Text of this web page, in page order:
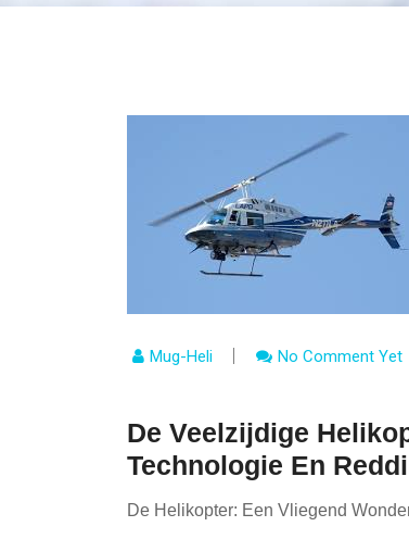
Mug-Heli No Comment Yet
De Veelzijdige
Technologie En
De Helikopter: Een Vliegend